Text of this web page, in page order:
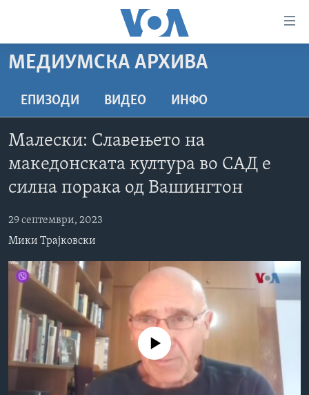
пристапност
содржина
Премини
до
страната
навигација
Пребарувај
ДОМА
РУБРИКИ
МАКЕДОНИЈА
СВЕТ
ЕКОНОМИЈА
ПОЛИТИКА
ЗДРАВЈЕ
НАУКА
УМЕТНОСТ И ЗАБАВА
ИНТЕРВЈУА
ДОКУМЕНТАРЦИ
АРХИВИРАНА ПРОГРАМА
NEWSFLASH - АРХИВА
ВЕСТИ ОД САД ВО МИНУТА - АРХИВА
ИЗБОРИ ВО САД 2020 - АРХИВА
Learning English
НАКУСО...
Јазици
МЕДИУМСКА АРХИВА
ЕПИЗОДИ ВИДЕО ИНФО
Малески: Славењето на
македонската култура во САД е
силна порака од Вашингтон
29 септември, 2023
Мики Трајковски
No media source currently available